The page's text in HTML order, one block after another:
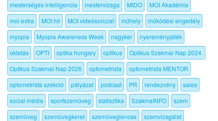
mesterséges intelligencia
mestervizsga MIDO
MOI Akadémia
moi extra
MOI hír MOI videósorozat műhely
működési engedély
myopia
Myopia Awareness Week nagyker
nyereményjáték
oktatás
OPTI optika hungary optikus
Optikus Szakmai Nap 2024.
Optikus Szakmai Nap 2026
optometrista
optometrista MENTOR
optometrista szekció
pályázat podcast PR rendezvény
sales
social média
sportszemüveg statisztika SzakmaINFO
szem
szemüveg
szemüvegkeret szemüveglencse
szemvizsgálat